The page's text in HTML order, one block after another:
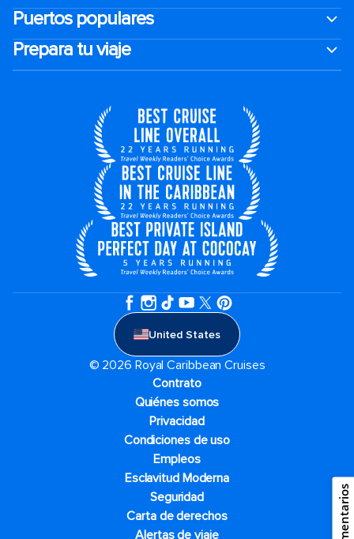
Puertos populares
Prepara tu viaje
United States
© 2026 Royal Caribbean Cruises
Contrato
Quiénes somos
Privacidad
Condiciones de uso
Empleos
Esclavitud Moderna
Seguridad
Carta de derechos
Alertas de viaje
Comentarios